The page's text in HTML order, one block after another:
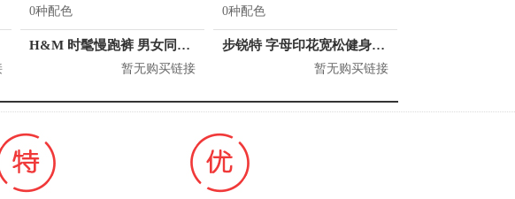
0种配色
H&M 时髦慢跑裤 男女同款 0920040
暂无购买链接
0种配色
步锐特 字母印花宽松健身速干两件套 男女同款 BR8685553
暂无购买链接